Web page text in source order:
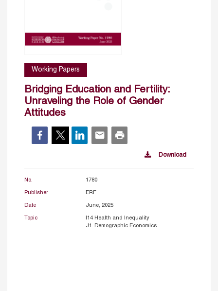
Working Papers
Bridging Education and Fertility:
Unraveling the Role of Gender
Attitudes
Download
No. 1780
Publisher ERF
Date June, 2025
Topic
I14 Health and Inequality
J1. Demographic Economics